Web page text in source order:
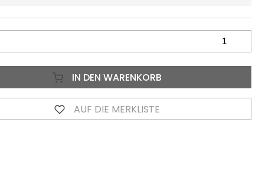
IN DEN WARENKORB
AUF DIE MERKLISTE